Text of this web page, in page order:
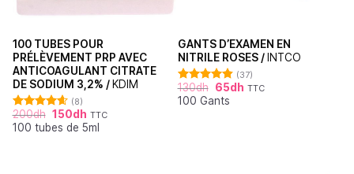
100 TUBES POUR
PRÉLÈVEMENT PRP AVEC
ANTICOAGULANT CITRATE
DE SODIUM 3,2% / KDIM
Note4.63
sur 5
(8)
200dh 150dh TTC
100 tubes de 5ml
GANTS D’EXAMEN EN
NITRILE ROSES / INTCO
Note4.86
sur 5
(37)
130dh 65dh TTC
100 Gants